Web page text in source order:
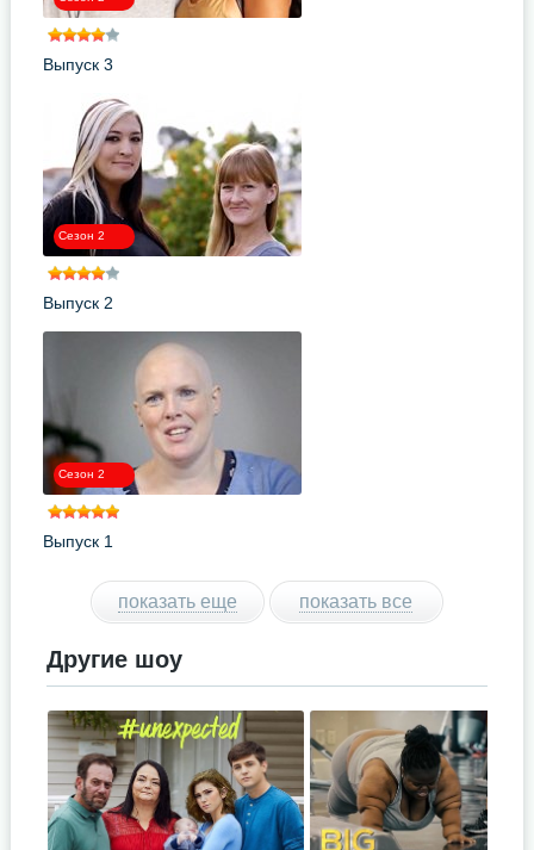
Выпуск 3
Сезон 2
Выпуск 2
Сезон 2
Выпуск 1
показать еще показать все
Другие шоу